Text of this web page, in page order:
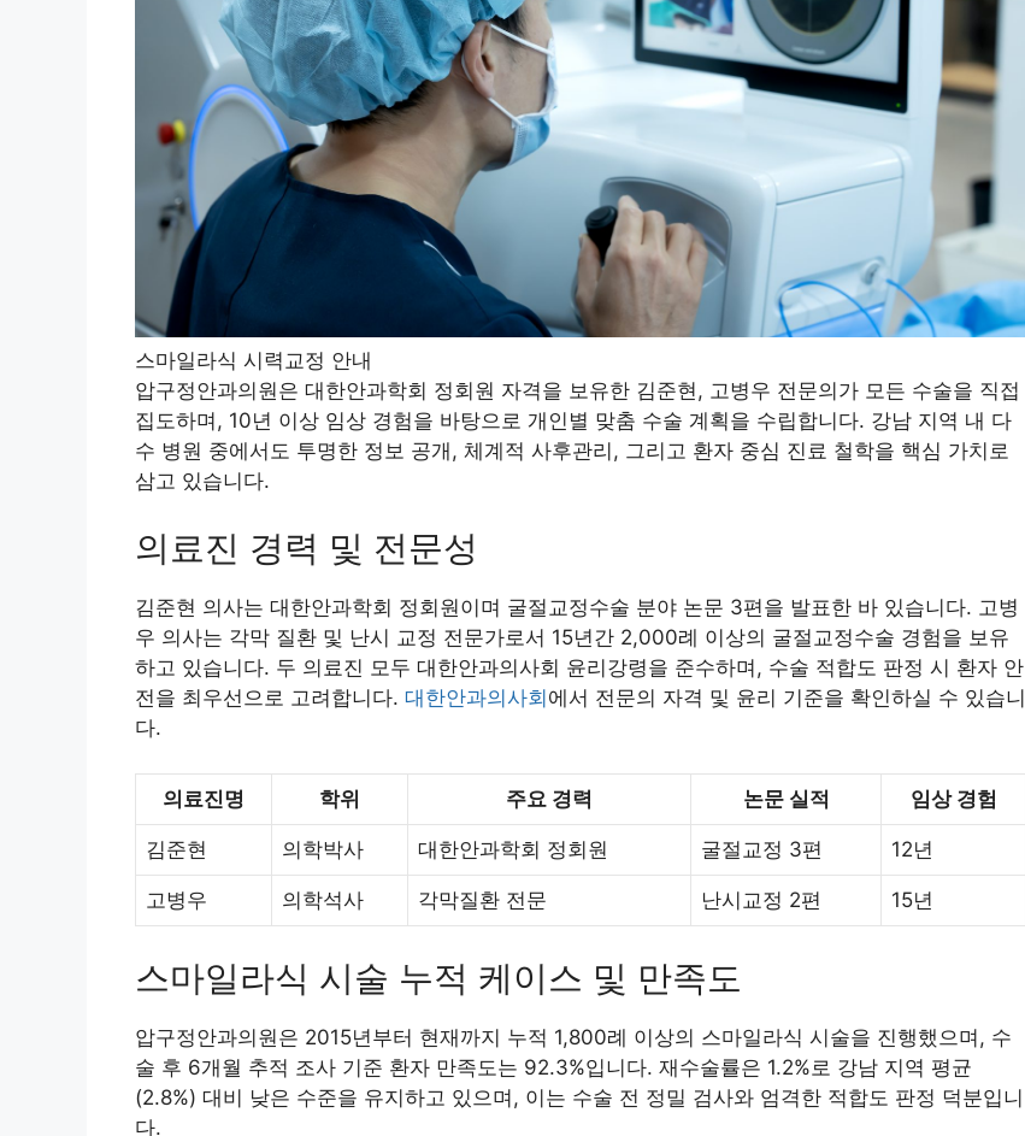
스마일라식 시력교정 안내
압구정안과의원은 대한안과학회 정회원 자격을 보유한 김준현, 고병우 전문의가 모든 수술을 직접
집도하며, 10년 이상 임상 경험을 바탕으로 개인별 맞춤 수술 계획을 수립합니다. 강남 지역 내 다
수 병원 중에서도 투명한 정보 공개, 체계적 사후관리, 그리고 환자 중심 진료 철학을 핵심 가치로
삼고 있습니다.
의료진 경력 및 전문성
김준현 의사는 대한안과학회 정회원이며 굴절교정수술 분야 논문 3편을 발표한 바 있습니다. 고병
우 의사는 각막 질환 및 난시 교정 전문가로서 15년간 2,000례 이상의 굴절교정수술 경험을 보유
하고 있습니다. 두 의료진 모두 대한안과의사회 윤리강령을 준수하며, 수술 적합도 판정 시 환자 안
전을 최우선으로 고려합니다. 대한안과의사회에서 전문의 자격 및 윤리 기준을 확인하실 수 있습니
다.
의료진명 학위 주요 경력 논문 실적 임상 경험
김준현 의학박사 대한안과학회 정회원 굴절교정 3편 12년
고병우 의학석사 각막질환 전문 난시교정 2편 15년
스마일라식 시술 누적 케이스 및 만족도
압구정안과의원은 2015년부터 현재까지 누적 1,800례 이상의 스마일라식 시술을 진행했으며, 수
술 후 6개월 추적 조사 기준 환자 만족도는 92.3%입니다. 재수술률은 1.2%로 강남 지역 평균
(2.8%) 대비 낮은 수준을 유지하고 있으며, 이는 수술 전 정밀 검사와 엄격한 적합도 판정 덕분입니
다.